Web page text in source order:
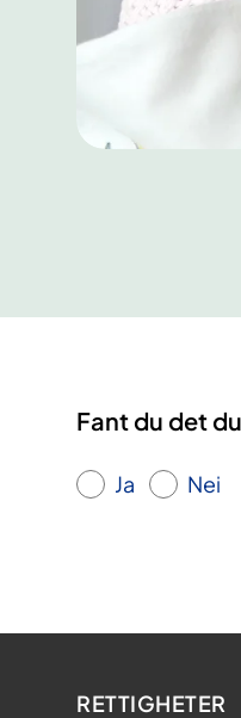
Fant du det
Ja Nei
RETTIGHETER